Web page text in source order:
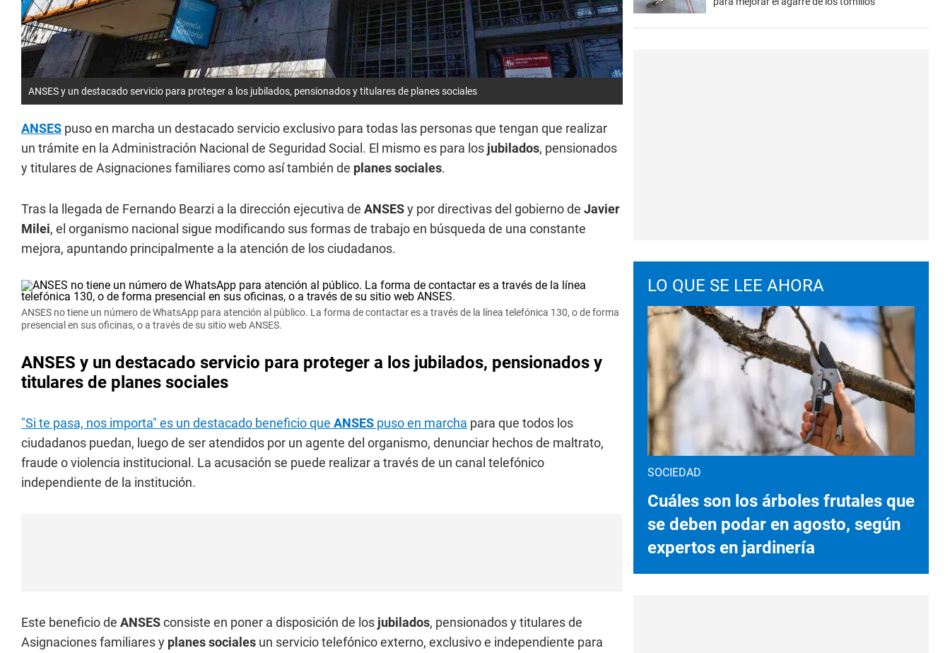
ANSES y un destacado servicio para proteger a los jubilados, pensionados y titulares de planes sociales
ANSES puso en marcha un destacado servicio exclusivo para todas las personas que tengan que realizar
un trámite en la Administración Nacional de Seguridad Social. El mismo es para los jubilados, pensionados
y titulares de Asignaciones familiares como así también de planes sociales.
Tras la llegada de Fernando Bearzi a la dirección ejecutiva de ANSESy por directivas del gobierno de Javier
Milei, el organismo nacional sigue modificando sus formas de trabajo en búsqueda de una constante
mejora, apuntando principalmente a la atención de los ciudadanos.
ANSES no tiene un número de WhatsApp para atención al público. La forma de contactar es a través de la línea telefónica 130, o de forma
presencial en sus oficinas, o a través de su sitio web ANSES.
ANSES y un destacado servicio para proteger a los jubilados, pensionados y
titulares de planes sociales
"Si te pasa, nos importa" es un destacado beneficio que ANSES puso en marcha para que todos los
ciudadanos puedan, luego de ser atendidos por un agente del organismo, denunciar hechos de maltrato,
fraude o violencia institucional. La acusación se puede realizar a través de un canal telefónico
independiente de la institución.
Este beneficio de ANSESconsiste en poner a disposición de los jubilados, pensionados y titulares de
Asignaciones familiares y planes sociales un servicio telefónico externo, exclusivo e independiente para
LO QUE SE LEE AHORA
SOCIEDAD
Cuáles son los árboles frutales que
se deben podar en agosto, según
expertos en jardinería